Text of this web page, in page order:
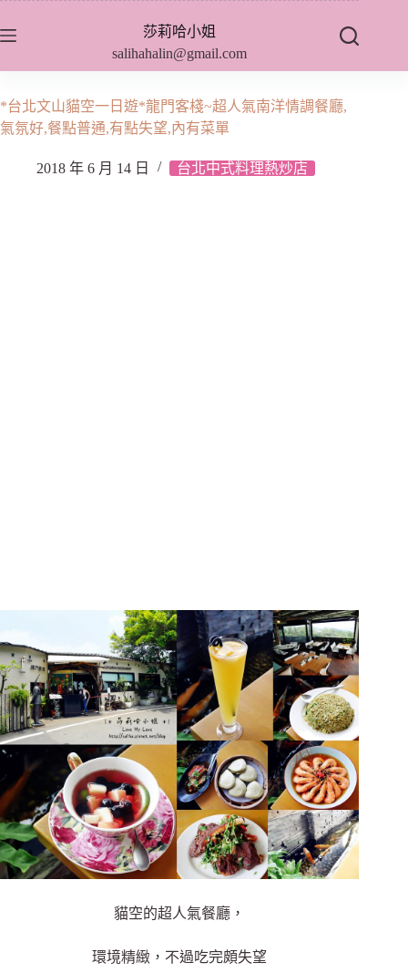
至
內
容
莎莉哈小姐
salihahalin@gmail.com
*台北文山貓空一日遊*龍門客棧~超人氣南洋情調餐廳,
氣氛好,餐點普通,有點失望,內有菜單
2018 年 6 月 14 日 台北中式料理熱炒店
貓空的超人氣餐廳，
環境精緻，不過吃完頗失望